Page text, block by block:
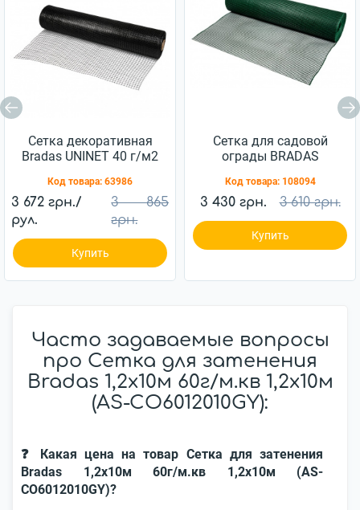
Сетка декоративная
Bradas UNINET 40 г/м2
Код товара: 63986
3 672 грн./
рул.
3 865
грн.
Купить
Сетка для садовой
ограды BRADAS
SQ10101025GR)
Код товара: 108094
3 430 грн. 3 610 грн.
Купить
Часто задаваемые вопросы
про Сетка для затенения
Bradas 1,2x10м 60г/м.кв 1,2x10м
(AS-CO6012010GY):
❓ Какая цена на товар Сетка для затенения
Bradas 1,2x10м 60г/м.кв 1,2x10м (AS-
CO6012010GY)?